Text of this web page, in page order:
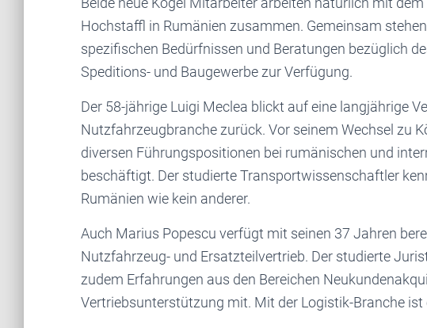
Hochstaffl in Rumänien zusammen. Gemeinsam
spezifischen Bedürfnissen und Beratungen bezüglich
Speditions- und Baugewerbe zur Verfügung.
Der 58-jährige Luigi Meclea blickt auf eine langjährige
Nutzfahrzeugbranche zurück. Vor seinem Wechsel zu
diversen Führungspositionen bei rumänischen und
beschäftigt. Der studierte Transportwissenschaftler
Rumänien wie kein anderer.
Auch Marius Popescu verfügt mit seinen 37 Jahren
Nutzfahrzeug- und Ersatzteilvertrieb. Der studierte
zudem Erfahrungen aus den Bereichen
Vertriebsunterstützung mit. Mit der Logistik-Branche ist